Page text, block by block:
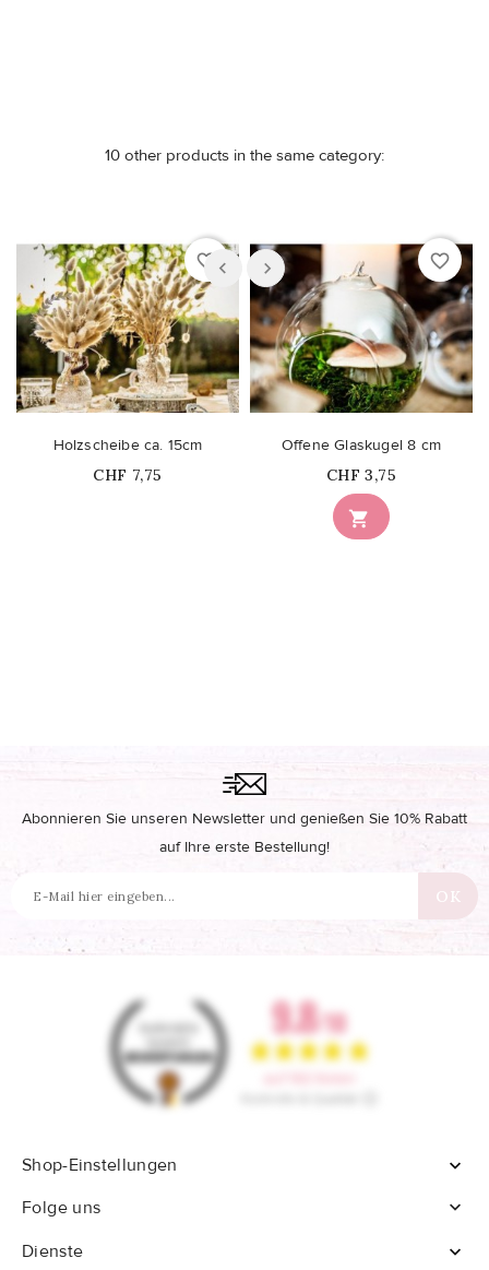
10 other products in the same category:
favorite_border
Holzscheibe ca. 15cm
Price
CHF 7,75
favorite_border

Offene Glaskugel 8 cm
Price
CHF 3,75
Abonnieren Sie unseren Newsletter und genießen Sie 10% Rabatt
auf Ihre erste Bestellung!
Shop-Einstellungen

Folge uns

Dienste
